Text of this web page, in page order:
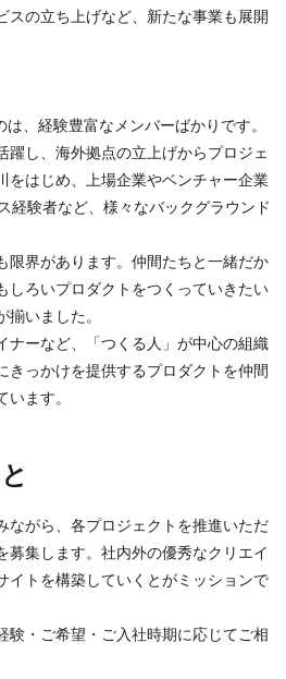
スの立ち上げなど、新たな事業も展開
、経験豊富なメンバーばかりです。
躍し、海外拠点の立上げからプロジェ
をはじめ、上場企業やベンチャー企業
経験者など、様々なバックグラウンド
限界があります。仲間たちと一緒だか
しろいプロダクトをつくっていきたい
いました。
ナーなど、「つくる人」が中心の組織
きっかけを提供するプロダクトを仲間
ます。
ながら、各プロジェクトを推進いただ
募集します。社内外の優秀なクリエイ
イトを構築していくとがミッションで
験・ご希望・ご入社時期に応じてご相